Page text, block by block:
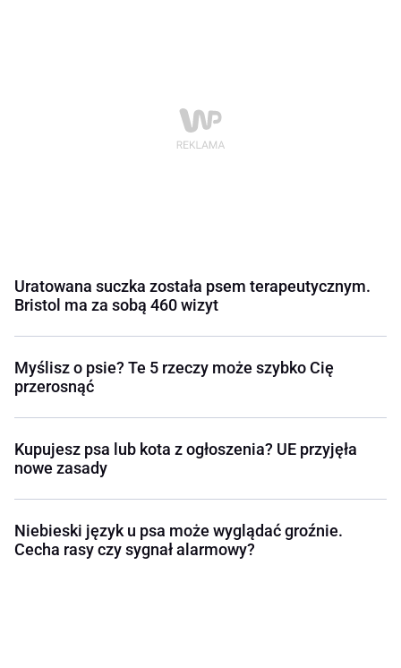
Uratowana suczka została psem terapeutycznym.
Bristol ma za sobą 460 wizyt
Myślisz o psie? Te 5 rzeczy może szybko Cię
przerosnąć
Kupujesz psa lub kota z ogłoszenia? UE przyjęła
nowe zasady
Niebieski język u psa może wyglądać groźnie.
Cecha rasy czy sygnał alarmowy?